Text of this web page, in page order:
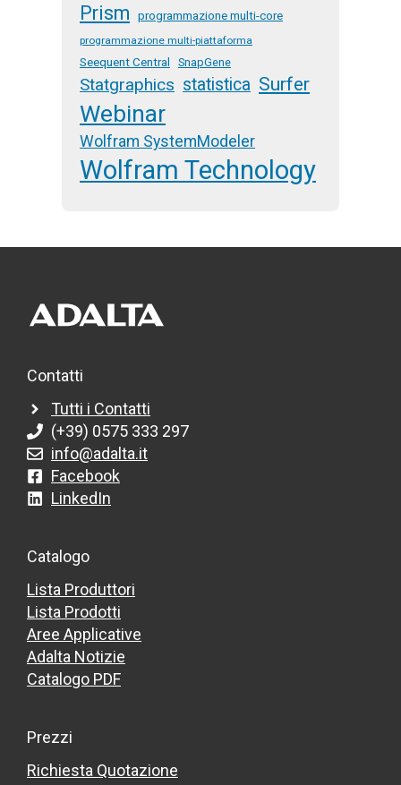
Prism programmazione multi-core
programmazione multi-piattaforma
Seequent Central SnapGene
Statgraphics statistica Surfer
Webinar
Wolfram SystemModeler
Wolfram Technology
Contatti
Tutti i Contatti
(+39) 0575 333 297
info@adalta.it
Facebook
LinkedIn
Catalogo
Lista Produttori
Lista Prodotti
Aree Applicative
Adalta Notizie
Catalogo PDF
Prezzi
Richiesta Quotazione